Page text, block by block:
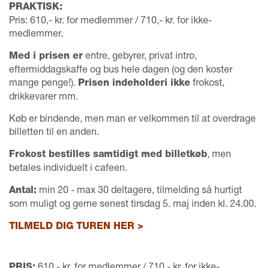
PRAKTISK:
Pris: 610,- kr. for medlemmer / 710,- kr. for ikke-
medlemmer.
Med i prisen er entre, gebyrer, privat intro,
eftermiddagskaffe og bus hele dagen (og den koster
mange penge!). Prisen indeholderi ikke frokost,
drikkevarer mm.
Køb er bindende, men man er velkommen til at overdrage
billetten til en anden.
Frokost bestilles samtidigt med billetkøb, men
betales individuelt i cafeen.
Antal: min 20 - max 30 deltagere, tilmelding så hurtigt
som muligt og gerne senest tirsdag 5. maj inden kl. 24.00.
TILMELD DIG TUREN HER >